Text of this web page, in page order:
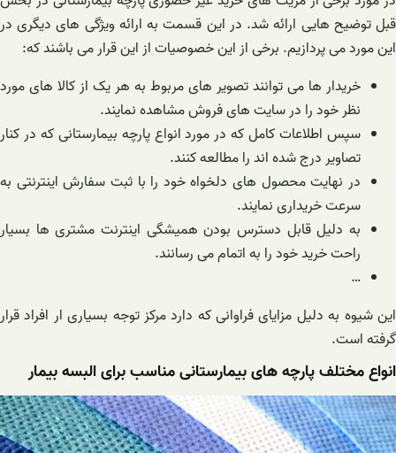
قبل توضیح هایی ارائه شد. در این قسمت به ارائه ویژگی های دیگری در
این مورد می پردازیم. برخی از این خصوصیات از این قرار می باشند که:
خریدار ها می توانند تصویر های مربوط به هر یک از کالا های مورد
نظر خود را در سایت های فروش مشاهده نمایند.
سپس اطلاعات کامل که در مورد انواع پارچه بیمارستانی که در کنار
تصاویر درج شده اند را مطالعه کنند.
در نهایت محصول های دلخواه خود را با ثبت سفارش اینترنتی به
سرعت خریداری نمایند.
به دلیل قابل دسترس بودن همیشگی اینترنت مشتری ها بسیار
راحت خرید خود را به اتمام می رسانند.
…
این شیوه به دلیل مزایای فراوانی که دارد مرکز توجه بسیاری ار افراد قرار
گرفته است.
انواع مختلف پارچه های بیمارستانی مناسب برای البسه بیمار